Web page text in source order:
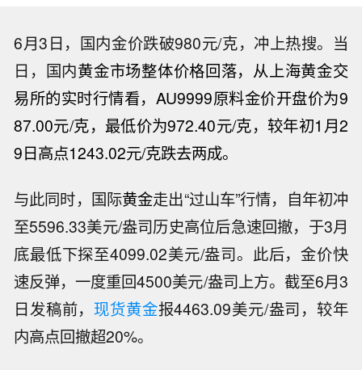
6月3日，国内金价跌破980元/克，冲上热搜。当
日，国内黄金市场整体价格回落，从上海黄金交
易所的实时行情看，AU9999原料金价开盘价为9
87.00元/克，最低价为972.40元/克，较年初1月2
9日高点1243.02元/克跌去两成。
与此同时，国际黄金走出“过山车”行情，自年初冲
至5596.33美元/盎司历史高位后急速回撤，于3月
底最低下探至4099.02美元/盎司。此后，金价快
速反弹，一度重回4500美元/盎司上方。截至6月3
日发稿前， 现货黄金报4463.09美元/盎司，较年
内高点回撤超20%。